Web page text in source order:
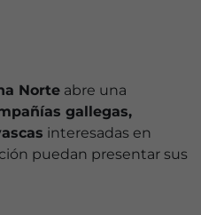
Norte abre una
gallegas,
interesadas en
puedan presentar sus